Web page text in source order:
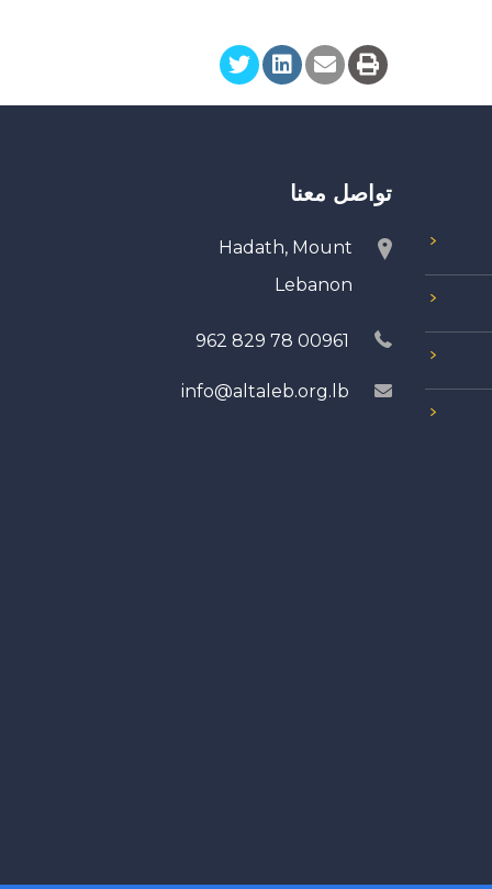
تواصل معنا
Hadath, Mount
Lebanon
00961 78 829 962
info@altaleb.org.lb